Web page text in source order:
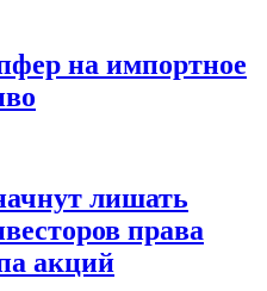
на импортное
лишать
права
акций